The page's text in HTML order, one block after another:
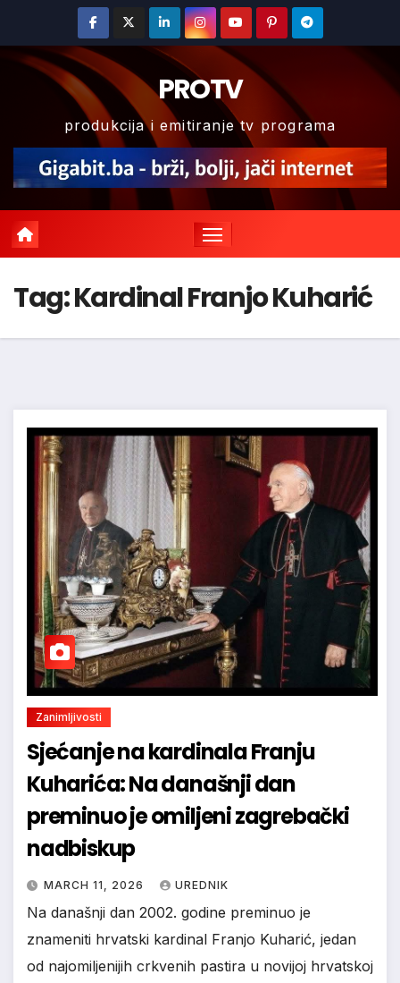
content
PROTV
produkcija i emitiranje tv programa
Tag:Kardinal Franjo Kuharić
Zanimljivosti
Sjećanje na kardinala Franju
Kuharića: Na današnji dan
preminuo je omiljeni zagrebački
nadbiskup
MARCH 11, 2026 UREDNIK
Na današnji dan 2002. godine preminuo je
znameniti hrvatski kardinal Franjo Kuharić, jedan
od najomiljenijih crkvenih pastira u novijoj hrvatskoj